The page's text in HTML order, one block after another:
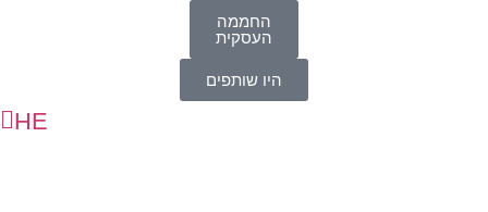
החממה
העסקית
היו שותפים
HE
AR